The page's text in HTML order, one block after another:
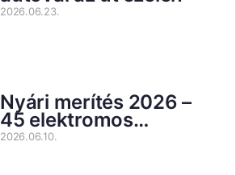
2026.06.23.
Nyári merítés 2026 –
45 elektromos…
2026.06.10.